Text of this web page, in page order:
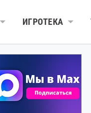
ИГРОТЕКА